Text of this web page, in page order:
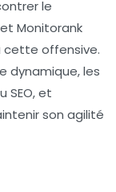
le
Monitorank
cette offensive.
dynamique, les
SEO, et
son agilité